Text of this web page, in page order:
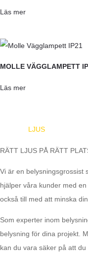
Läs mer
MOLLE VÄGGLAMPETT
Läs mer
LJUS
RÄTT LJUS PÅ RÄTT
Vi är en belysningsgrossist
hjälper våra kunder med
också till med att minska
Som experter inom
belysning för dina projekt.
kan du vara säker på att